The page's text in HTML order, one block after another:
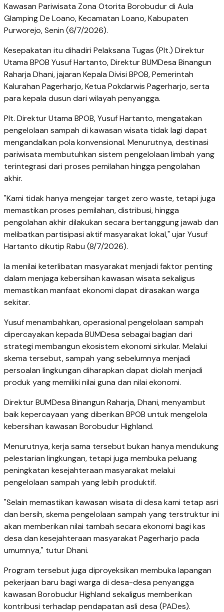
Kawasan Pariwisata Zona Otorita Borobudur di Aula
Glamping De Loano, Kecamatan Loano, Kabupaten
Purworejo, Senin (6/7/2026).
Kesepakatan itu dihadiri Pelaksana Tugas (Plt.) Direktur
Utama BPOB Yusuf Hartanto, Direktur BUMDesa Binangun
Raharja Dhani, jajaran Kepala Divisi BPOB, Pemerintah
Kalurahan Pagerharjo, Ketua Pokdarwis Pagerharjo, serta
para kepala dusun dari wilayah penyangga.
Plt. Direktur Utama BPOB, Yusuf Hartanto, mengatakan
pengelolaan sampah di kawasan wisata tidak lagi dapat
mengandalkan pola konvensional. Menurutnya, destinasi
pariwisata membutuhkan sistem pengelolaan limbah yang
terintegrasi dari proses pemilahan hingga pengolahan
akhir.
"Kami tidak hanya mengejar target zero waste, tetapi juga
memastikan proses pemilahan, distribusi, hingga
pengolahan akhir dilakukan secara bertanggung jawab dan
melibatkan partisipasi aktif masyarakat lokal," ujar Yusuf
Hartanto dikutip Rabu (8/7/2026).
Ia menilai keterlibatan masyarakat menjadi faktor penting
dalam menjaga kebersihan kawasan wisata sekaligus
memastikan manfaat ekonomi dapat dirasakan warga
sekitar.
Yusuf menambahkan, operasional pengelolaan sampah
dipercayakan kepada BUMDesa sebagai bagian dari
strategi membangun ekosistem ekonomi sirkular. Melalui
skema tersebut, sampah yang sebelumnya menjadi
persoalan lingkungan diharapkan dapat diolah menjadi
produk yang memiliki nilai guna dan nilai ekonomi.
Direktur BUMDesa Binangun Raharja, Dhani, menyambut
baik kepercayaan yang diberikan BPOB untuk mengelola
kebersihan kawasan Borobudur Highland.
Menurutnya, kerja sama tersebut bukan hanya mendukung
pelestarian lingkungan, tetapi juga membuka peluang
peningkatan kesejahteraan masyarakat melalui
pengelolaan sampah yang lebih produktif.
"Selain memastikan kawasan wisata di desa kami tetap asri
dan bersih, skema pengelolaan sampah yang terstruktur ini
akan memberikan nilai tambah secara ekonomi bagi kas
desa dan kesejahteraan masyarakat Pagerharjo pada
umumnya," tutur Dhani.
Program tersebut juga diproyeksikan membuka lapangan
pekerjaan baru bagi warga di desa-desa penyangga
kawasan Borobudur Highland sekaligus memberikan
kontribusi terhadap pendapatan asli desa (PADes).